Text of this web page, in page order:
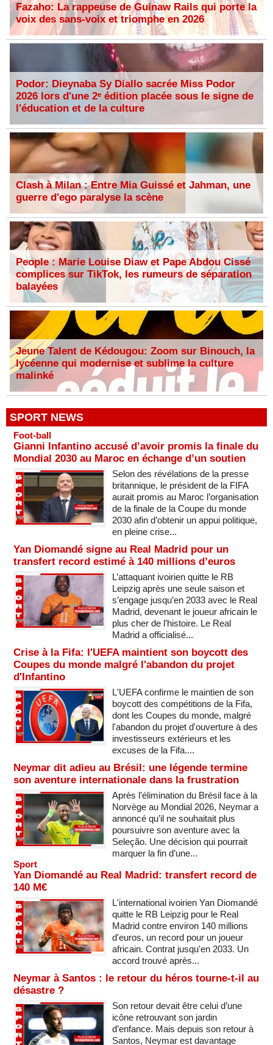
Fazaho: La rappeuse de Guinaw Rails qui porte la
voix des sans-voix et triomphe en 2026
Podor: Dieynaba Sy Diallo sacrée Miss Podor
2026 lors d'une 2ᵉ édition placée sous le signe de
l'éducation et de la culture
Clash à Milan : Entre Mia Guissé et Jahman, une
guerre d'ego paralyse la scène
People : Marie Louise Diaw et Pape Abdou Cissé
complices sur TikTok, les rumeurs de séparation
balayées
Jeune Talent de Kédougou: Zoom sur Binouch, la
lycéenne qui modernise et sublime la culture
malinké
SPORT NEWS
Foot-ball
Gianni Infantino accusé d’avoir promis la finale du
Mondial 2030 au Maroc en échange d’un soutien
Selon des révélations de la presse
britannique, le président de la FIFA
aurait promis au Maroc l’organisation
de la finale de la Coupe du monde
2030 afin d’obtenir un appui politique,
en pleine crise...
Yan Diomandé signe au Real Madrid pour un
transfert record estimé à 140 millions d’euros
L’attaquant ivoirien quitte le RB
Leipzig après une seule saison et
s’engage jusqu’en 2033 avec le Real
Madrid, devenant le joueur africain le
plus cher de l’histoire. Le Real
Madrid a officialisé...
Crise à la Fifa: l'UEFA maintient son boycott des
Coupes du monde malgré l'abandon du projet
d'Infantino
L'UEFA confirme le maintien de son
boycott des compétitions de la Fifa,
dont les Coupes du monde, malgré
l'abandon du projet d'ouverture à des
investisseurs extérieurs et les
excuses de la Fifa....
Neymar dit adieu au Brésil: une légende termine
son aventure internationale dans la frustration
Après l’élimination du Brésil face à la
Norvège au Mondial 2026, Neymar a
annoncé qu’il ne souhaitait plus
poursuivre son aventure avec la
Seleção. Une décision qui pourrait
marquer la fin d’une...
Sport
Yan Diomandé au Real Madrid: transfert record de
140 M€
L'international ivoirien Yan Diomandé
quitte le RB Leipzig pour le Real
Madrid contre environ 140 millions
d'euros, un record pour un joueur
africain. Contrat jusqu'en 2033. Un
accord trouvé après...
Neymar à Santos : le retour du héros tourne-t-il au
désastre ?
Son retour devait être celui d’une
icône retrouvant son jardin
d’enfance. Mais depuis son retour à
Santos, Neymar est davantage